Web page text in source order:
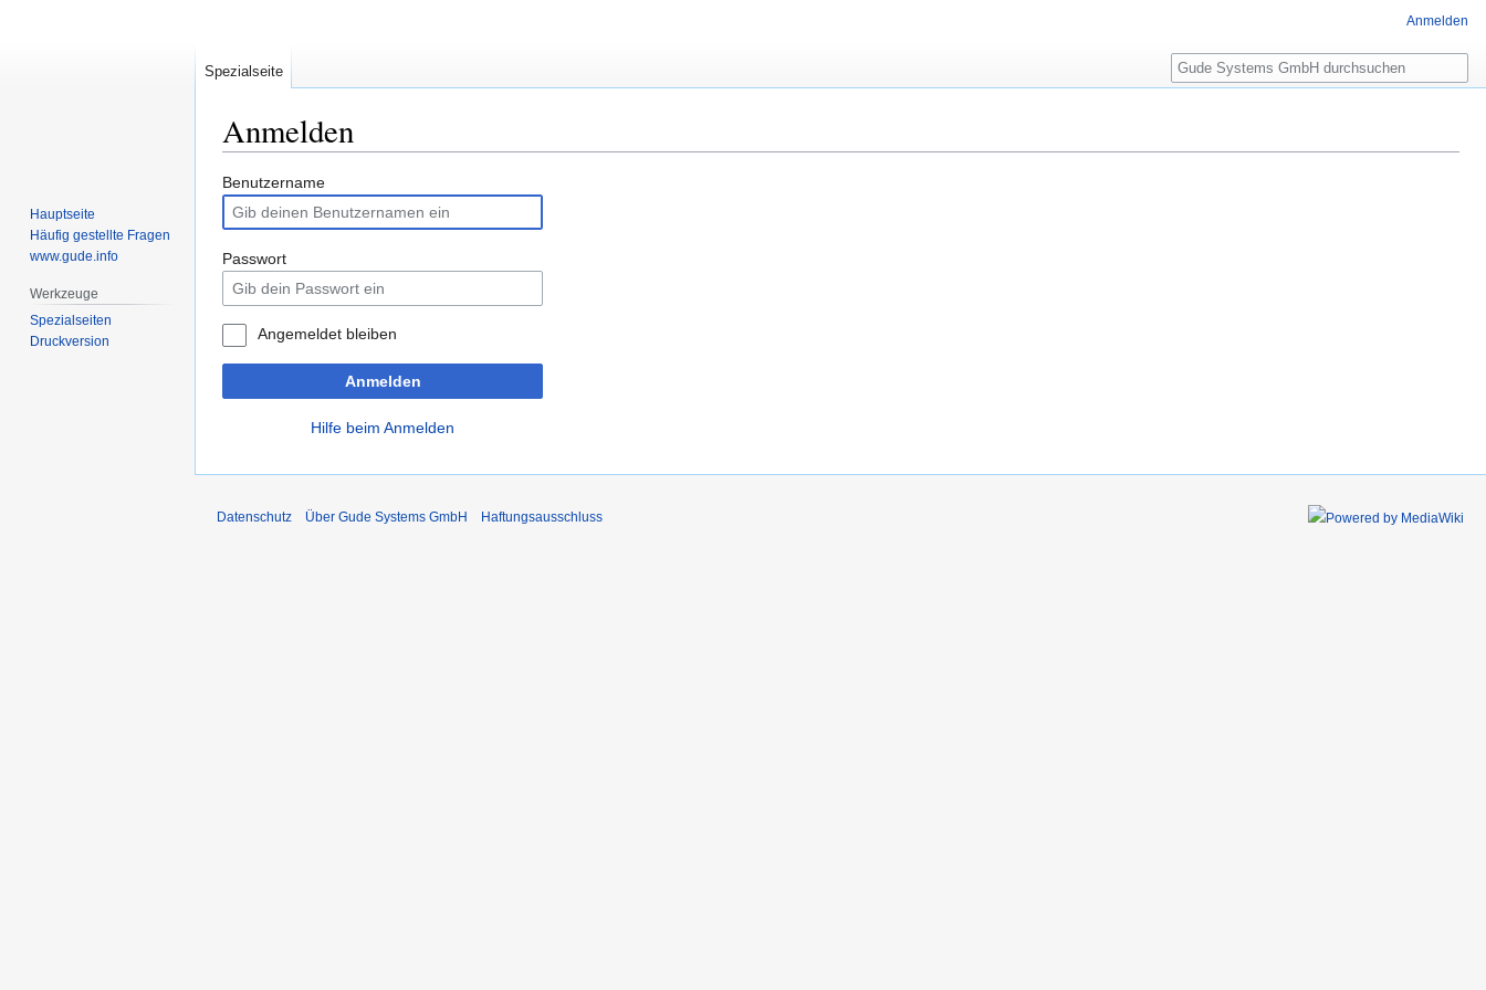
Anmelden
Zur
Navigation
springen
Zur
Suche
springen
Benutzername
Passwort
Angemeldet bleiben
Anmelden
Hilfe beim Anmelden
Anmelden
Spezialseite
Suche
Hauptseite
Häufig gestellte Fragen
www.gude.info
Werkzeuge
Spezialseiten
Druckversion
Datenschutz Über Gude Systems GmbH Haftungsausschluss